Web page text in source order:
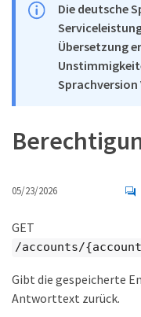
Die deutsche
Übersetzung
Sprachversion
05/23/2026
GET
/accounts/
Gibt die gespeicherte
Antworttext zurück.